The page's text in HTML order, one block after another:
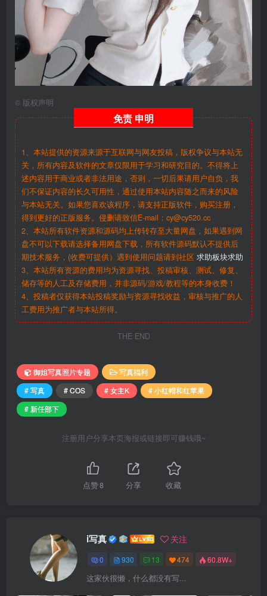
© 版权声明
免责 申明
1、本站提供的资源来源于互联网与网友投稿，版权争议与本站无
关，所有内容及软件的文章仅限用于学习和研究目的。不得将上
述内容用于商业或者非法用途，否则，一切后果请用户自负，我
们不保证内容的长久可用性，通过使用本站内容随之而来的风险
与本站无关。如果您喜欢该程序，请支持正版软件，购买注册，
得到更好的正版服务。侵删请致信E-mail：cy@cy520.cc
2、本站所有软件资源和源码均上传转存至大量网盘，如果遇到网
盘不可以下载请选择备用网盘下载，所有软件源码默认不提供后
期技术服务，(收费可提供）遇到使用问题请到社区 求助板块求助
3、本站所有资源的费用均为资源寻找、投稿审核、测试、修复、
储存等的人工及存储费用，并非源码/游戏/教程等的本身收费！
4、投稿者仅获得本站投稿奖励与资源寻找收益，审核与推广的人
工费用为推广者与本站所得。
THE END
御姐写真照片专题
写真福利
# 写真
# COS # 女主K
# 小红帽和红苹果
# 新任部下
注册用户分享本页海报或链接即可赚钱哦~
点赞8 分享 收藏
i写真 关注
0 930 13 474 60.8W+
这家伙很懒，什么都没有写...